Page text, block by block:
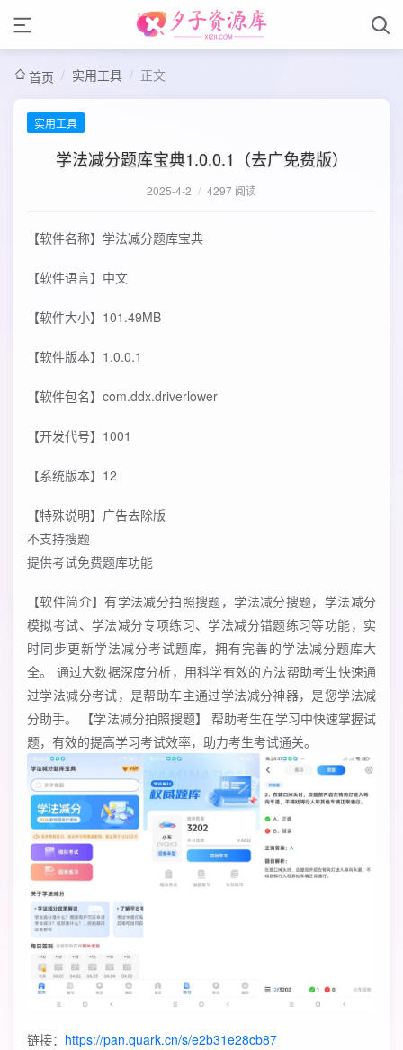
首页 / 实用工具 / 正文
实用工具
学法减分题库宝典1.0.0.1（去广免费版）
2025-4-2 / 4297 阅读
【软件名称】学法减分题库宝典
【软件语言】中文
【软件大小】101.49MB
【软件版本】1.0.0.1
【软件包名】com.ddx.driverlower
【开发代号】1001
【系统版本】12
【特殊说明】广告去除版
不支持搜题
提供考试免费题库功能
【软件简介】有学法减分拍照搜题，学法减分搜题，学法减分
模拟考试、学法减分专项练习、学法减分错题练习等功能，实
时同步更新学法减分考试题库，拥有完善的学法减分题库大
全。 通过大数据深度分析，用科学有效的方法帮助考生快速通
过学法减分考试，是帮助车主通过学法减分神器，是您学法减
分助手。 【学法减分拍照搜题】 帮助考生在学习中快速掌握试
题，有效的提高学习考试效率，助力考生考试通关。
链接： https://pan.quark.cn/s/e2b31e28cb87